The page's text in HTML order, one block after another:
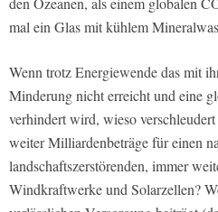
mal ein Glas mit kühlem
Wenn trotz Energiewende das mit
Minderung nicht erreicht und eine
verhindert wird, wieso
weiter Milliardenbeträge für einen
landschaftszerstörenden, immer
Windkraftwerke und Solarzellen?